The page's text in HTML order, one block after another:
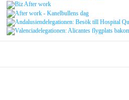
Biz After work
After work - Kanelbullens dag
Andalusiendelegationen: Besök till Hospital
Valenciadelegationen: Alicantes flygplats